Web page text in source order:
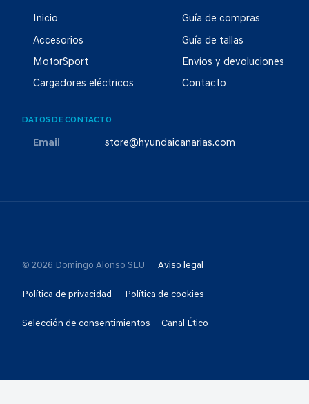
Inicio
Accesorios
MotorSport
Cargadores eléctricos
Guía de compras
Guía de tallas
Envíos y devoluciones
Contacto
DATOS DE CONTACTO
Email store@hyundaicanarias.com
© 2026 Domingo Alonso SLU Aviso legal
Política de privacidad Política de cookies
Selección de consentimientos Canal Ético